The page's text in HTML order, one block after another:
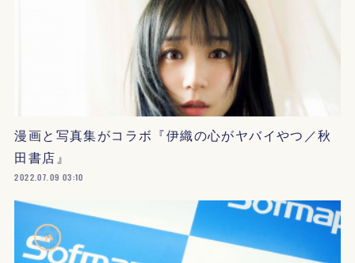
漫画と写真集がコラボ『伊織の心がヤバイやつ／秋
田書店』
2022.07.09 03:10